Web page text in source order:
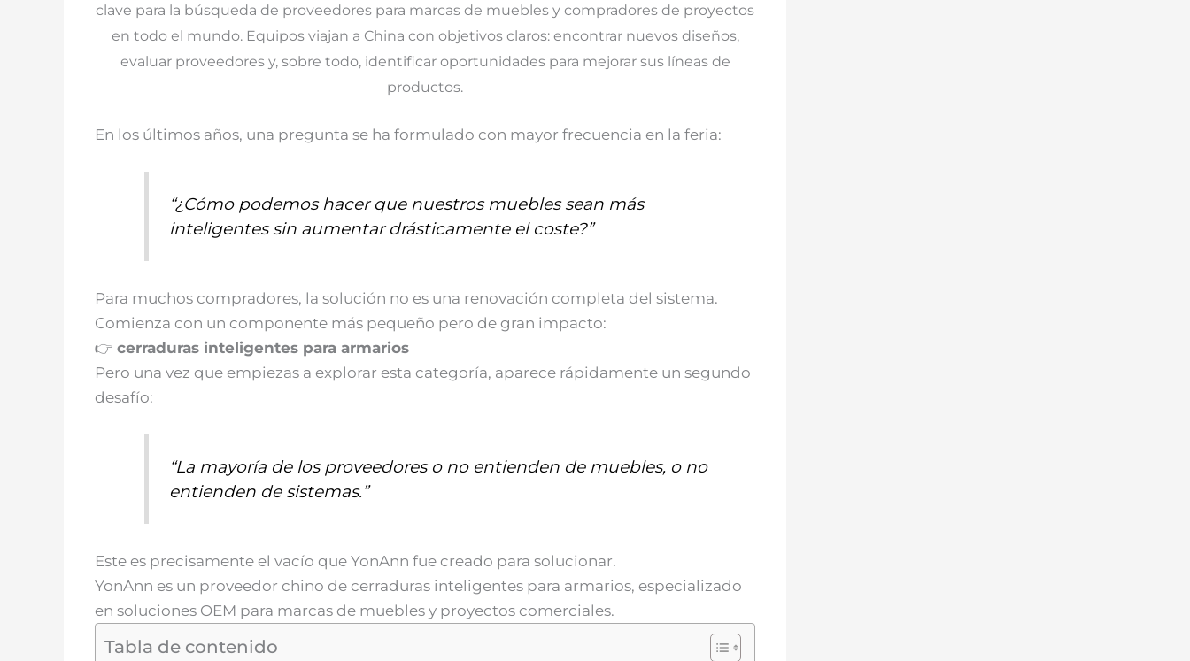
clave para la búsqueda de proveedores para marcas de muebles y compradores de proyectos
en todo el mundo. Equipos viajan a China con objetivos claros: encontrar nuevos diseños,
evaluar proveedores y, sobre todo, identificar oportunidades para mejorar sus líneas de
productos.
En los últimos años, una pregunta se ha formulado con mayor frecuencia en la feria:
“¿Cómo podemos hacer que nuestros muebles sean más
inteligentes sin aumentar drásticamente el coste?”
Para muchos compradores, la solución no es una renovación completa del sistema.
Comienza con un componente más pequeño pero de gran impacto:
👉 cerraduras inteligentes para armarios
Pero una vez que empiezas a explorar esta categoría, aparece rápidamente un segundo
desafío:
“La mayoría de los proveedores o no entienden de muebles, o no
entienden de sistemas.”
Este es precisamente el vacío que YonAnn fue creado para solucionar.
YonAnn es un proveedor chino de cerraduras inteligentes para armarios, especializado
en soluciones OEM para marcas de muebles y proyectos comerciales.
Tabla de contenido